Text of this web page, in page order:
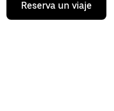
Reserva un viaje